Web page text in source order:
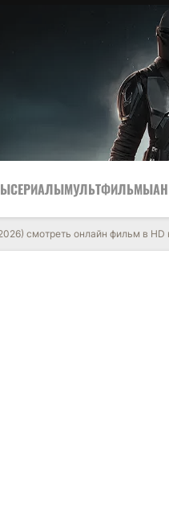
СЕРИАЛЫМУЛЬТФИЛЬМЫ
смотреть онлайн фильм в